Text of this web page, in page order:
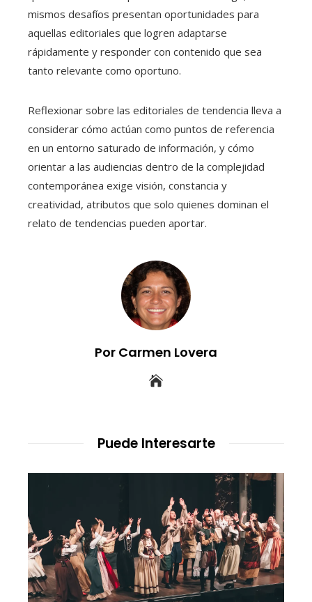
mismos desafíos presentan oportunidades para
aquellas editoriales que logren adaptarse
rápidamente y responder con contenido que sea
tanto relevante como oportuno.
Reflexionar sobre las editoriales de tendencia lleva a
considerar cómo actúan como puntos de referencia
en un entorno saturado de información, y cómo
orientar a las audiencias dentro de la complejidad
contemporánea exige visión, constancia y
creatividad, atributos que solo quienes dominan el
relato de tendencias pueden aportar.
Por Carmen Lovera
Puede Interesarte